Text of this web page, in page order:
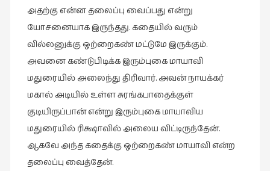
நினைவுகுறிப்பு
நுண்கலை
நுண்கலை
நூலக
மனிதர்கள்
அதற்கு என்ன தலைப்பு வைப்பது என்று
யோசனையாக இருந்தது. கதையில் வரும்
வில்லனுக்கு ஒற்றைகண் மட்டுமே இருக்கும்.
அவனை கண்டுபிடிக்க இரும்புகை மாயாவி
மதுரையில் அலைந்து திரிவார். அவன் நாயக்கர்
மகால் அடியில் உள்ள சுரங்கபாதைக்குள்
குடியிருப்பான்என்று இரும்புகை மாயாவிய
மதுரையில் ரிக்ஷாவில் அலைய விட்டிருந்தேன்.
ஆகவே அந்த கதைக்கு ஒற்றைகண் மாயாவி என்ற
தலைப்பு வைத்தேன்.